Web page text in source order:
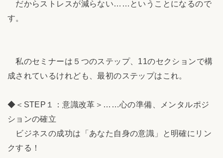
だからストレスが減らない……ということになるので
す。
私のセミナーは５つのステップ、11のセクションで構
成されているけれども、最初のステップはこれ。
◆＜STEP１：意識改革＞……心の準備、メンタルポジ
ションの確立
ビジネスの成功は「あなた自身の意識」と明確にリン
クする！